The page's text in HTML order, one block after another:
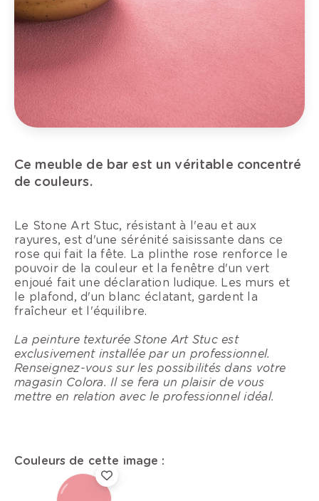
Ce meuble de bar est un véritable concentré
de couleurs.
Le Stone Art Stuc, résistant à l'eau et aux
rayures, est d'une sérénité saisissante dans ce
rose qui fait la fête. La plinthe rose renforce le
pouvoir de la couleur et la fenêtre d'un vert
enjoué fait une déclaration ludique. Les murs et
le plafond, d'un blanc éclatant, gardent la
fraîcheur et l'équilibre.
La peinture texturée Stone Art Stuc est
exclusivement installée par un professionnel.
Renseignez-vous sur les possibilités dans votre
magasin Colora. Il se fera un plaisir de vous
mettre en relation avec le professionnel idéal.
Couleurs de cette image :